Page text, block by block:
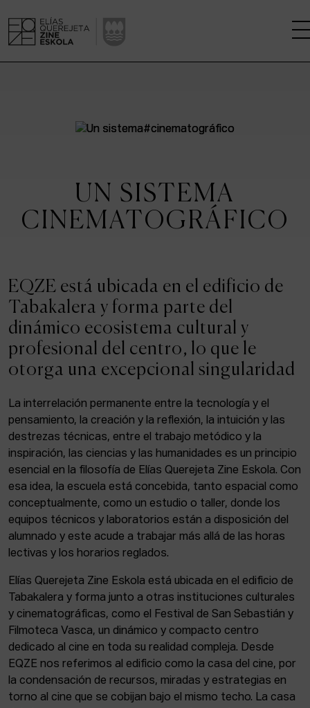
CENTRO DE INVESTIGACIÓN
KINOFABRIKA
LA CASA DEL CINE
ACTUALIDAD
Admisión
Intranet
Facebook Equis Instagram
© Elías Querejeta Zine Eskola 2026
Tabakalera · Andre zigarrogileak plaza, 1
20012 Donostia / San Sebastián
T. 0034 943 545 005
E. info@zine-eskola.eus
UN SISTEMA
CINEMATOGRÁFICO
EQZE está ubicada en el edificio de
Tabakalera y forma parte del
dinámico ecosistema cultural y
profesional del centro, lo que le
otorga una excepcional singularidad
La interrelación permanente entre la tecnología y el
pensamiento, la creación y la reflexión, la intuición y las
destrezas técnicas, entre el trabajo metódico y la
inspiración, las ciencias y las humanidades es un principio
esencial en la filosofía de Elías Querejeta Zine Eskola. Con
esa idea, la escuela está concebida, tanto espacial como
conceptualmente, como un estudio o taller, donde los
equipos técnicos y laboratorios están a disposición del
alumnado y este acude a trabajar más allá de las horas
lectivas y los horarios reglados.
Elías Querejeta Zine Eskola está ubicada en el edificio de
Tabakalera y forma junto a otras instituciones culturales
y cinematográficas, como el Festival de San Sebastián y
Filmoteca Vasca, un dinámico y compacto centro
dedicado al cine en toda su realidad compleja. Desde
EQZE nos referimos al edificio como la casa del cine, por
la condensación de recursos, miradas y estrategias en
torno al cine que se cobijan bajo el mismo techo. La casa